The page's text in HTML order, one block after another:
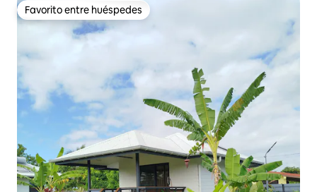
Favorito entre huéspedes
Favorito entre huéspedes